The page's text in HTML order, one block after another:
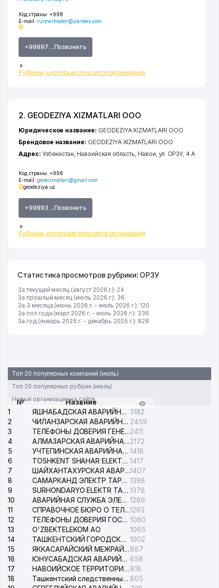
Код страны: +998
E-mail: runnertrader@yandex.com
+99897 ...Позвонить
Рубрики, к которым относится организация
2. GEODEZIYA XIZMATLARI ООО
Код страны: +998
E-mail: geoxizmatlari@gmail.com
geodeziya.uz
+99893 ...Позвонить
Рубрики, к которым относится организация
Юридическое название: GEODEZIYA XIZMATLARI ООО
Брендовое название: GEODEZIYA XIZMATLARI ООО
Адрес: Узбекистан, Навоийская область, Навои, ул. ОРЗУ, 4 А
Статистика просмотров рубрики: ОРЗУ
За текущий месяц (август 2026 г.): 24
За прошлый месяц (июль 2026 г.): 36
За 3 месяца (июнь 2026 г. - июль 2026 г.): 120
За пол года (март 2026 г. - июль 2026 г.): 336
За год (январь 2025 г. - декабрь 2025 г.): 828
Топ 20 популярных компаний (июль)
Топ 20 популярных рубрик (июль)
Новые организации на сайте
№
Назвние
1
ЯШНАБАДСКАЯ АВАРИЙНАЯ СЛУЖБА ЭЛЕКТРОСЕТИ 3182
2
ЧИЛАНЗАРСКАЯ АВАРИЙНАЯ СЛУЖБА ЭЛЕКТРОСЕТИ 2459
3
ТЕЛЕФОНЫ ДОВЕРИЯ ГЕНЕРАЛЬНОЙ ПРОКУРАТУРЫ РЕСПУБЛИКИ УЗБЕКИСТАН2411
4
АЛМАЗАРСКАЯ АВАРИЙНАЯ СЛУЖБА ЭЛЕКТРОСЕТИ2172
5
УЧТЕПИНСКАЯ АВАРИЙНАЯ СЛУЖБА ЭЛЕКТРОСЕТИ 1418
6
TOSHKENT SHAHAR ELEKTR TARMOQLARI KORXONASI АО 1417
7
ШАЙХАНТАХУРСКАЯ АВАРИЙНАЯ СЛУЖБА ЭЛЕКТРОСЕТИ1407
8
САМАРКАНД ЭЛЕКТР ТАРМОКЛАРИ АО 1398
9
SURHONDARYO ELEKTR TARMOKLARI АО 1378
10
АВАРИЙНАЯ СЛУЖБА ЭЛЕКТРОСЕТИ ТАШКЕНТСКОГО РАЙОНА 1286
11
СПРАВОЧНОЕ БЮРО О ТЕЛЕФОНАХ ОРГАНИЗАЦИЙ г. ТАШКЕНТА1263
12
ТЕЛЕФОНЫ ДОВЕРИЯ ГОСУДАРСТВЕННОГО ЦЕНТРА ТЕСТИРОВАНИЯ 1080
13
O'ZBEKTELEKOM АО
1065
14
ТАШКЕНТСКИЙ ГОРОДСКОЙ СУД ПО ГРАЖДАНСКИМ ДЕЛАМ 1002
15
ЯККАСАРАЙСКИЙ МЕЖРАЙОННЫЙ СУД ПО ГРАЖДАНСКИМ ДЕЛАМ887
16
ЮНУСАБАДСКАЯ АВАРИЙНАЯ СЛУЖБА ЭЛЕКТРОСЕТИ 858
17
НАВОИЙСКОЕ ТЕРРИТОРИАЛЬНОЕ ПРЕДПРИЯТИЕ ЭЛЕКТРОСЕТИ АО 818
18
Ташкентский следственный изолятор 805